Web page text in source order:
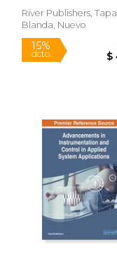
River Publishers, Tapa
Blanda, Nuevo
15%
dcto.